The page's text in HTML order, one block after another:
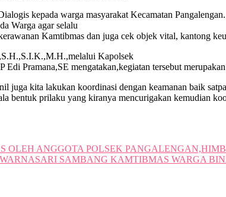
kepada warga masyarakat Kecamatan Pangalengan.
Warga agar selalu
Kamtibmas dan juga cek objek vital, kantong
Kapolsek
Edi Pramana,SE mengatakan,kegiatan tersebut
juga kita lakukan koordinasi dengan keamanan baik
bentuk prilaku yang kiranya mencurigakan kemudian
OLEH ANGGOTA POLSEK
SAMBANG KAMTIBMAS WARGA